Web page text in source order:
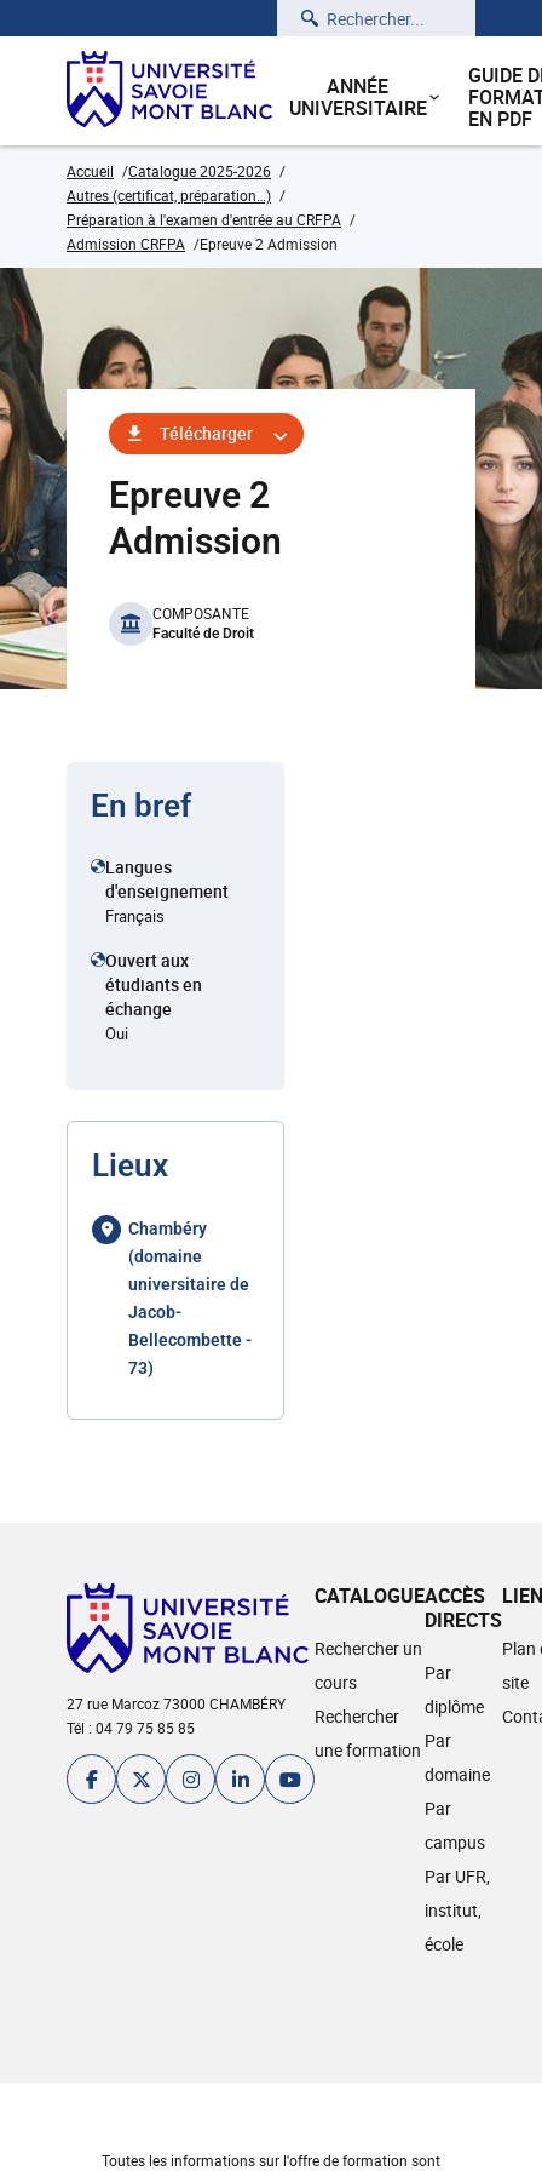
Rechercher
ANNÉE
UNIVERSITAIRE
GUIDE
EN PDF
Accueil
Catalogue 2025-2026
Autres (certificat, préparation…)
Préparation à l'examen d'entrée au CRFPA
Admission CRFPA
Epreuve 2 Admission
Télécharger
Epreuve 2
Admission
benefits
COMPOSANTE
Faculté de Droit
En bref
Langues
d'enseignement
Français
Ouvert aux
étudiants en
échange
Oui
Lieux
Chambéry
(domaine
universitaire de
Jacob-
Bellecombette -
73)
27 rue Marcoz 73000 CHAMBÉRY
Tél : 04 79 75 85 85
CATALOGUE
Rechercher un
cours
Rechercher
une formation
ACCÈS
DIRECTS
Par
diplôme
Par
domaine
Par
campus
Par UFR,
institut,
école
Plan
site
Toutes les informations sur l'offre de formation sont